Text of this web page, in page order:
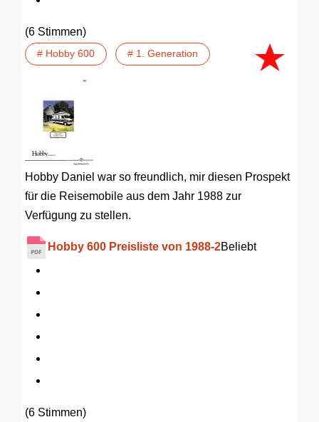
(6 Stimmen)
# Hobby 600 # 1. Generation
Hobby Daniel war so freundlich, mir diesen Prospekt
für die Reisemobile aus dem Jahr 1988 zur
Verfügung zu stellen.
Hobby 600 Preisliste von 1988-2Beliebt
(6 Stimmen)